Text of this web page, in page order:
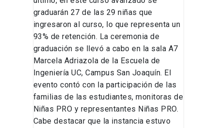
graduarán 27 de las 29 niñas que
ingresaron al curso, lo que representa un
93% de retención. La ceremonia de
graduación se llevó a cabo en la sala A7
Marcela Adriazola de la Escuela de
Ingeniería UC, Campus San Joaquín. El
evento contó con la participación de las
familias de las estudiantes, monitoras de
Niñas PRO y representantes Niñas PRO.
Cabe destacar que la instancia estuvo